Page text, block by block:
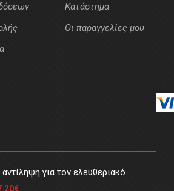
Κατάστημα
Οι παραγγελίες μου
για τον ελευθεριακό
€